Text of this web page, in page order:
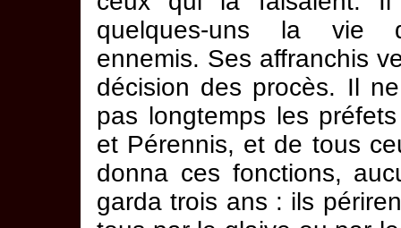
quelques-uns la vie
ennemis. Ses affranchis
décision des procès. Il
pas longtemps les
et Pérennis, et de tous
donna ces fonctions,
garda trois ans : ils